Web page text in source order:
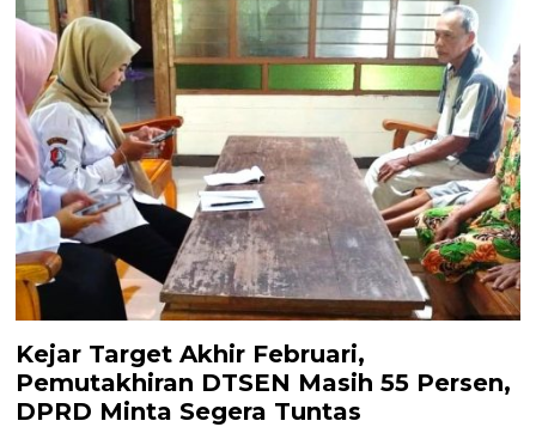
Kejar Target Akhir Februari,
Pemutakhiran DTSEN Masih 55 Persen,
DPRD Minta Segera Tuntas